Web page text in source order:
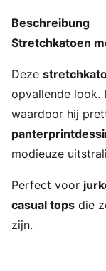
Beschreibung
Stretchkatoen
Deze
opvallende look.
waardoor hij
modieuze
Perfect voor
casual tops die
zijn.